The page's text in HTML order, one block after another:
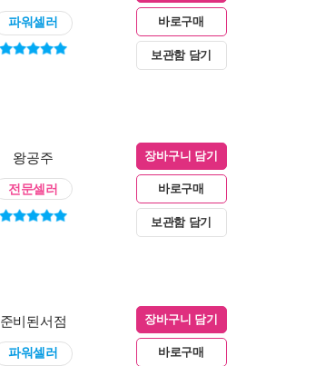
파워셀러 바로구매
보관함 담기
왕공주
전문셀러
장바구니 담기
바로구매
보관함 담기
준비된서점
파워셀러
장바구니 담기
바로구매